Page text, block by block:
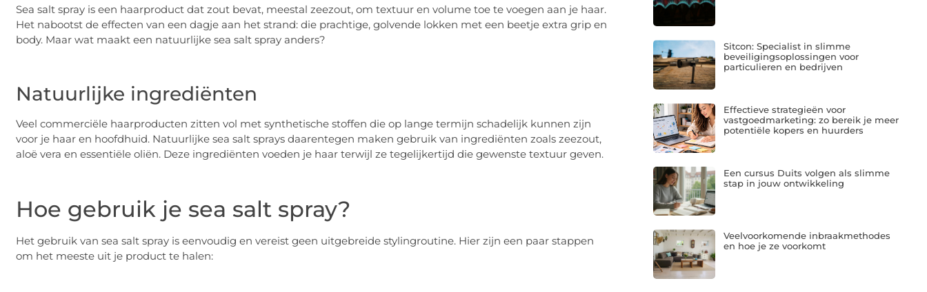
Sea salt spray is een haarproduct dat zout bevat, meestal zeezout, om textuur en volume toe te voegen aan je haar.
Het nabootst de effecten van een dagje aan het strand: die prachtige, golvende lokken met een beetje extra grip en
body. Maar wat maakt een natuurlijke sea salt spray anders?
Natuurlijke ingrediënten
Veel commerciële haarproducten zitten vol met synthetische stoffen die op lange termijn schadelijk kunnen zijn
voor je haar en hoofdhuid. Natuurlijke sea salt sprays daarentegen maken gebruik van ingrediënten zoals zeezout,
aloë vera en essentiële oliën. Deze ingrediënten voeden je haar terwijl ze tegelijkertijd die gewenste textuur geven.
Hoe gebruik je sea salt spray?
Het gebruik van sea salt spray is eenvoudig en vereist geen uitgebreide stylingroutine. Hier zijn een paar stappen
om het meeste uit je product te halen:
Sitcon: Specialist in slimme
beveiligingsoplossingen voor
particulieren en bedrijven
Effectieve strategieën voor
vastgoedmarketing: zo bereik je meer
potentiële kopers en huurders
Een cursus Duits volgen als slimme
stap in jouw ontwikkeling
Veelvoorkomende inbraakmethodes
en hoe je ze voorkomt